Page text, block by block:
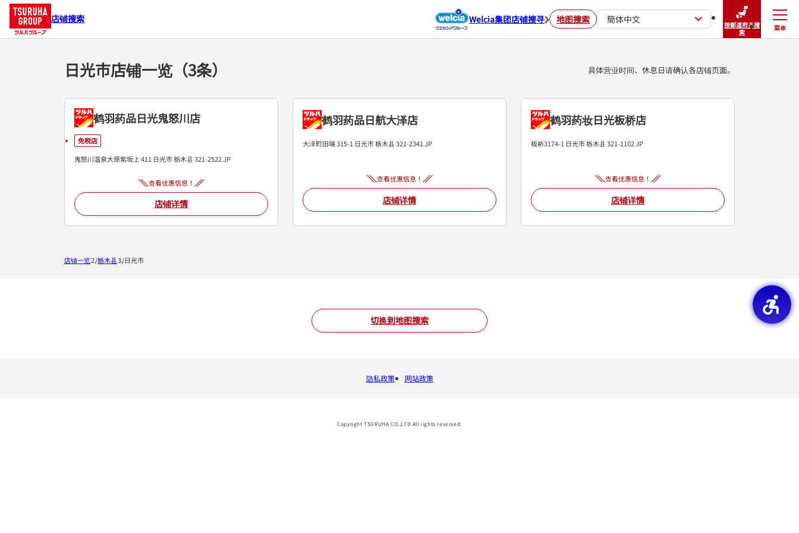
店铺搜索 Welcia集团店铺搜寻 地图搜索 簡体中文
按都道府县搜
索
菜单
关闭
日光市店铺一览（3条） 具体营业时间、休息日请确认各店铺页面。
鹤羽药品日光鬼怒川店
免税店
鬼怒川温泉大原紫坂上 411 日光市栃木县321-2522JP
查看优惠信息！
店铺详情
鹤羽药品日航大泽店
大泽町田端 315-1 日光市栃木县321-2341 JP
查看优惠信息！
店铺详情
鹤羽药妆日光板桥店
板桥3174-1 日光市栃木县321-1102JP
查看优惠信息！
店铺详情
切换到地图搜索
店铺一览 栃木县 日光市
隐私政策 网站政策
Copyright TSURUHA CO.,LTD All rights reserved.